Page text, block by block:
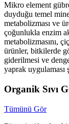
Mikro element
duyduğu temel
metabolizması ve
çoğunlukla enzim
metabolizmasını,
ürünler, bitkilerde
giderilmesi ve
yaprak uygulaması
Organik Sıvı
Tümünü Gör